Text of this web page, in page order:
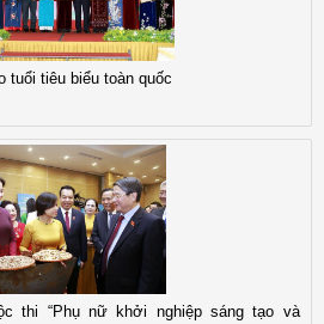
tuổi tiêu biểu toàn quốc
thi “Phụ nữ khởi nghiệp sáng tạo và